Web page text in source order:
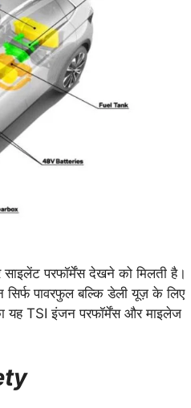
परफॉर्मेंस देखने को मिलती है।
पावरफुल बल्कि डेली यूज़ के लिए
यह TSI इंजन परफॉर्मेंस और माइलेज